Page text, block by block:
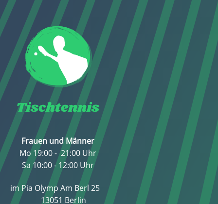
Tischtennis
Frauen und Männer
Mo 19:00 - 21:00 Uhr
Sa 10:00 - 12:00 Uhr
im Pia Olymp Am Berl 25
13051 Berlin